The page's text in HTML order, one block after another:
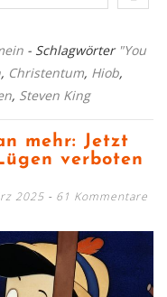
- Schlagwörter "You
, Christentum, Hiob,
, Steven King
mehr: Jetzt
verboten
2025 61 Kommentare